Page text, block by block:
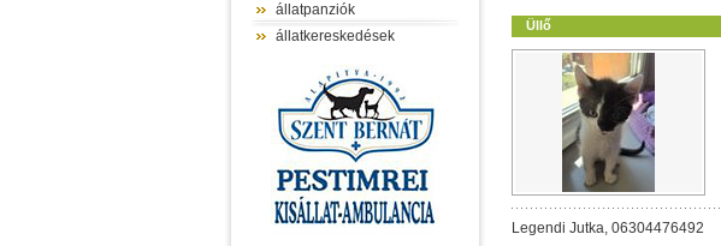
állatpanziók
állatkereskedések
Üllő
Legendi Jutka, 06304476492